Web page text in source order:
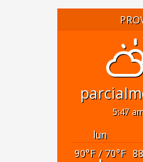
5:47
lun
90°F/ 70°F 88